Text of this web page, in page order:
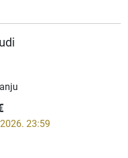
23:59